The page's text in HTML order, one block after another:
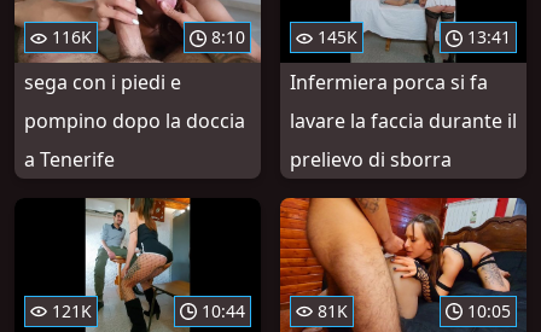
116K 8:10
sega con i piedi e
pompino dopo la doccia
a Tenerife
145K 13:41
Infermiera porca si fa
lavare la faccia durante il
prelievo di sborra
121K 10:44 81K 10:05